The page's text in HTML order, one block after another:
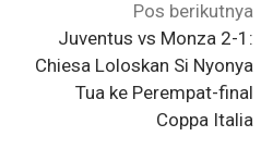
Pos berikutnya
Juventus vs Monza 2-1:
Chiesa Loloskan Si Nyonya
Tua ke Perempat-final
Coppa Italia